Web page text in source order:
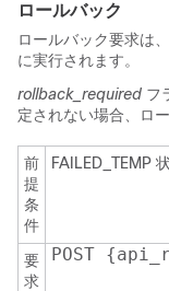
ロールバック
ロールバック要求は
に実行されます。
rollback_required フ
定されない場合、ロ
前
提
条
件
FAILED_TEMP
要
求
POST